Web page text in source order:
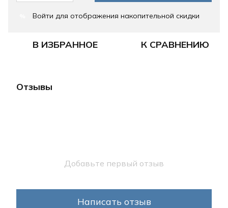
Войти для отображения накопительной скидки
В ИЗБРАННОЕ К СРАВНЕНИЮ
Отзывы
Добавьте первый отзыв
Написать отзыв